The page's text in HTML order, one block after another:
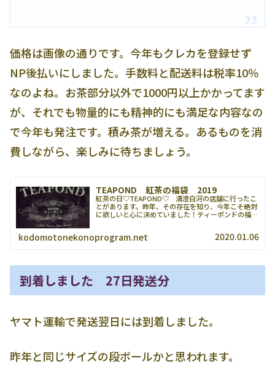
価格は画像の通りです。今年もクレカを登録せず
NP後払いにしました。手数料と配送料は税率10％
なのよね。お茶部分以外で1000円以上かかってます
が、それでも物量的にも精神的にも満足な内容なの
で今年も発注です。積み茶が増える。あるものを消
費しながら、楽しみに待ちましょう。
TEAPOND 紅茶の福袋 2019
紅茶の日♡TEAPOND♡ 清澄白河の店舗に行ったこ
とがあります。昨年、その存在を知り、今年こそ絶対
に欲しいと心に決めていました！ティーポンドの福袋
kodomotonekonoprogram.net 2020.01.06
到着しました 27日発送分
ヤマト運輸で発送翌日には到着しました。
昨年と同じサイズの段ボールかと思われます。